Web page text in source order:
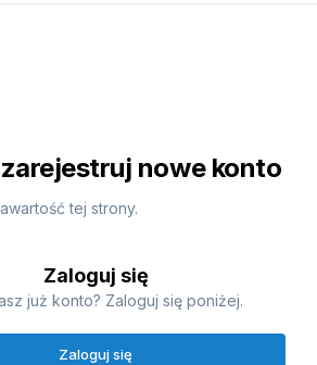
nowe konto
tej strony.
Zaloguj się
już konto? Zaloguj się poniżej.
Zaloguj się